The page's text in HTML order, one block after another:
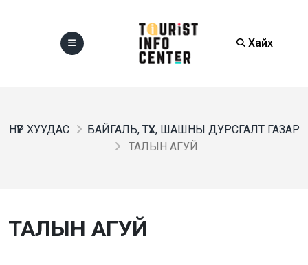
Хайх
НҮҮР ХУУДАС
БАЙГАЛЬ, ТҮҮХ, ШАШНЫ ДУРСГАЛТ ГАЗАР
ТАЛЫН АГУЙ
ТАЛЫН АГУЙ